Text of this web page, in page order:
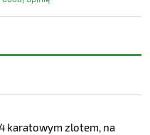
karatowym zlotem, na